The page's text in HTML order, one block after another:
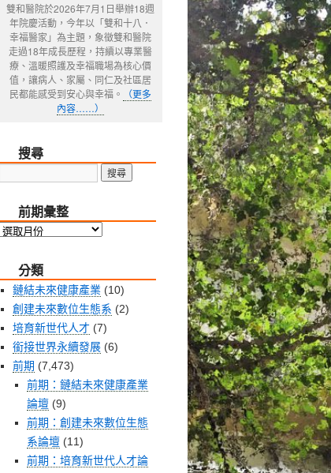
雙和醫院於2026年7月1日舉辦18週
年院慶活動，今年以「雙和十八．
幸福醫家」為主題，象徵雙和醫院
走過18年成長歷程，持續以專業醫
療、溫暖照護及幸福職場為核心價
值，讓病人、家屬、同仁及社區居
民都能感受到安心與幸福。
（更多
內容……）
搜尋
前期彙整
前
整
分類
鏈結未來健康產業 (10)
創建未來數位生態系 (2)
培育新世代人才 (7)
銜接世界永續發展 (6)
前期 (7,473)
前期：鏈結未來健康產業
論壇 (9)
前期：創建未來數位生態
系論壇 (11)
前期：培育新世代人才論